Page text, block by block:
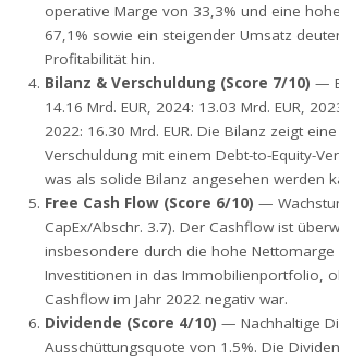
operative Marge von 33,3% und eine
67,1% sowie ein steigender Umsatz
Profitabilität hin.
Bilanz & Verschuldung (Score 7/10) —
14.16 Mrd. EUR, 2024: 13.03 Mrd. EUR,
2022: 16.30 Mrd. EUR. Die Bilanz zeigt
Verschuldung mit einem Debt-to-Equity-
was als solide Bilanz angesehen werden
Free Cash Flow (Score 6/10) —
CapEx/Abschr. 3.7). Der Cashflow ist
insbesondere durch die hohe Nettomarge
Investitionen in das Immobilienportfolio,
Cashflow im Jahr 2022 negativ war.
Dividende (Score 4/10) — Nachhaltige
Ausschüttungsquote von 1.5%. Die